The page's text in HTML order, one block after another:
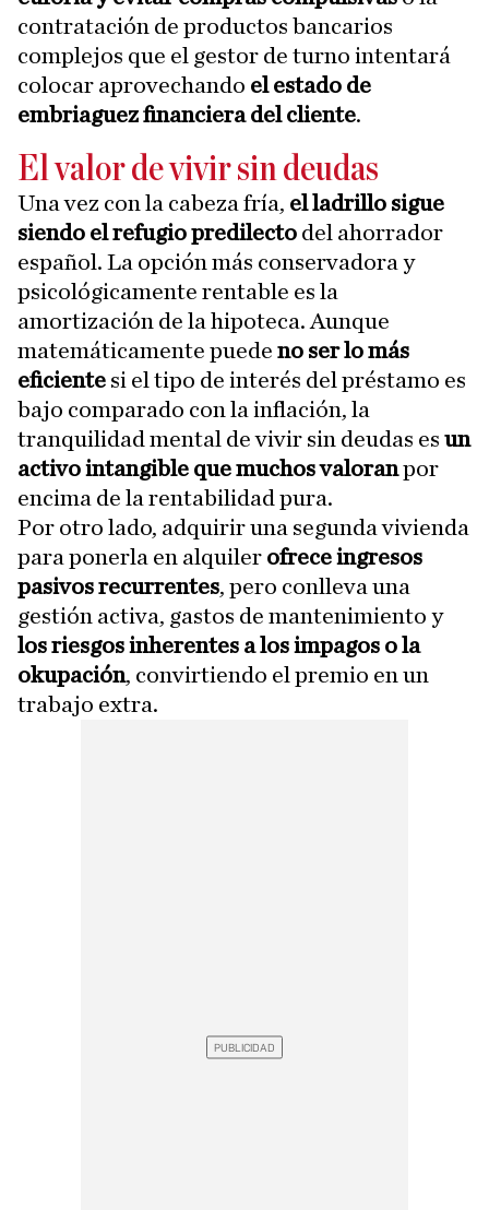
contratación de productos bancarios
complejos que el gestor de turno intentará
colocar aprovechando el estado de
embriaguez financiera del cliente.
El valor de vivir sin deudas
Una vez con la cabeza fría, el ladrillo sigue
siendo el refugio predilecto del ahorrador
español. La opción más conservadora y
psicológicamente rentable es la
amortización de la hipoteca. Aunque
matemáticamente puede no ser lo más
eficiente si el tipo de interés del préstamo es
bajo comparado con la inflación, la
tranquilidad mental de vivir sin deudas es un
activo intangible que muchos valoranpor
encima de la rentabilidad pura.
Por otro lado, adquirir una segunda vivienda
para ponerla en alquiler ofrece ingresos
pasivos recurrentes, pero conlleva una
gestión activa, gastos de mantenimiento y
los riesgos inherentes a los impagos o la
okupación, convirtiendo el premio en un
trabajo extra.